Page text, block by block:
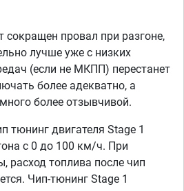
сокращен провал при разгоне,
лучше уже с низких
(если не МКПП) перестанет
более адекватно, а
более отзывчивой.
тюнинг двигателя Stage 1
с 0 до 100 км/ч. При
расход топлива после чип
Чип-тюнинг Stage 1